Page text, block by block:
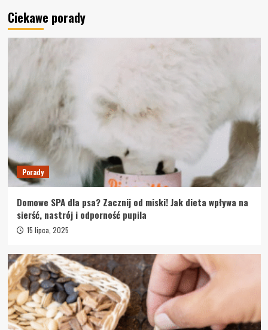
Odchudzanie 360° – jak łączyć dietę, trening i
4
Sit & Shower: więcej niż prysznic – rozwiązanie,
które zmienia życie
5
Porady
CBD – naturalne wsparcie organizmu. Czym są
olejki konopne i jak działają?
Porady
Domowe SPA dla psa? Zacznij od miski! Jak
2
Porady
Czy kupowanie nasion w sklepach
internetowych jest bezpieczne?
Ciekawe porady
Porady
Domowe SPA dla psa? Zacznij od miski! Jak dieta wpływa na
sierść, nastrój i odporność pupila
15 lipca, 2025